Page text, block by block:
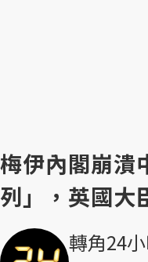
梅伊內閣崩潰
列」，英國大
轉角24